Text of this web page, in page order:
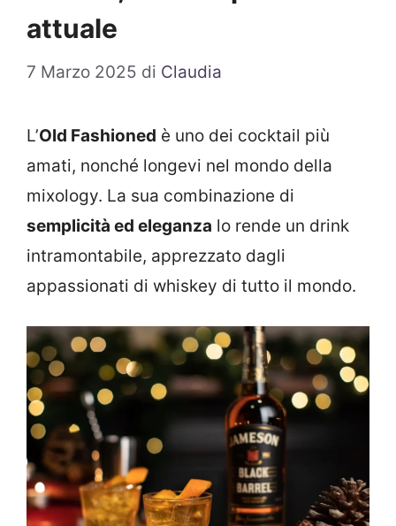
attuale
7 Marzo 2025 di Claudia
L’Old Fashioned è uno dei cocktail più
amati, nonché longevi nel mondo della
mixology. La sua combinazione di
semplicità ed eleganza lo rende un drink
intramontabile, apprezzato dagli
appassionati di whiskey di tutto il mondo.